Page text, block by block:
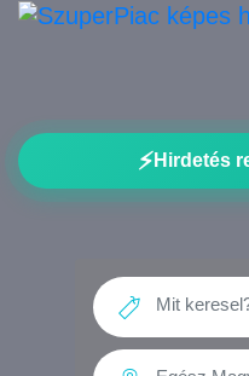
⚡Hirdetés